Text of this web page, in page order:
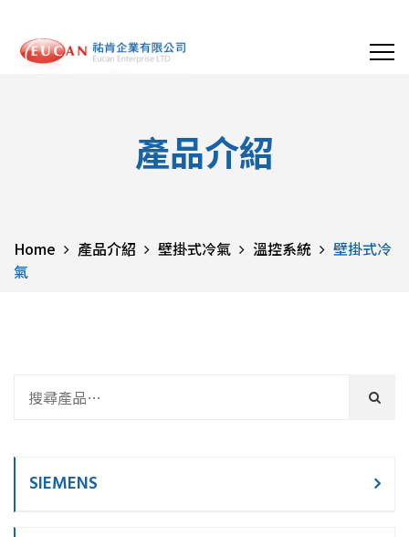
產品介紹
Home 產品介紹 壁掛式冷氣 溫控系統
壁掛式冷
氣
SIEMENS